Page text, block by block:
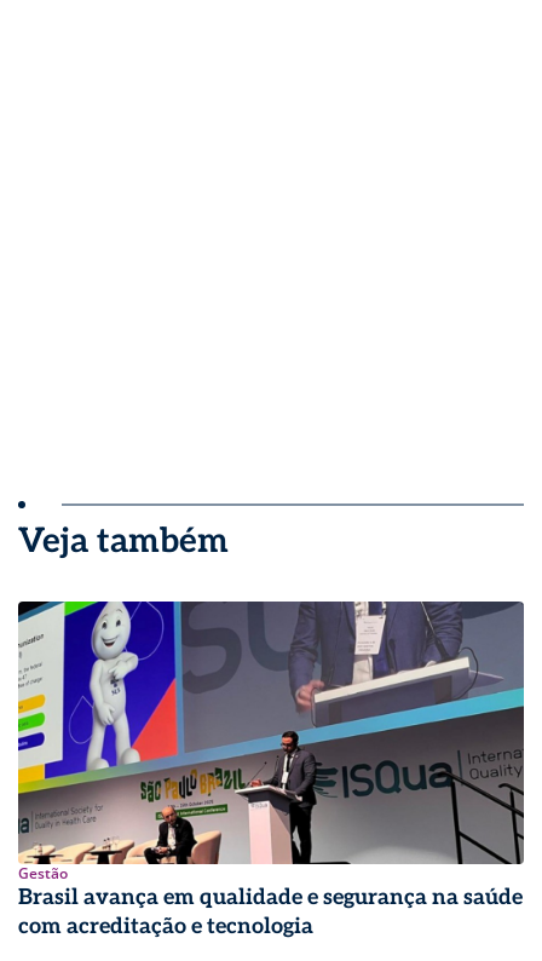
Veja também
Gestão
Brasil avança em qualidade e segurança na saúde
com acreditação e tecnologia